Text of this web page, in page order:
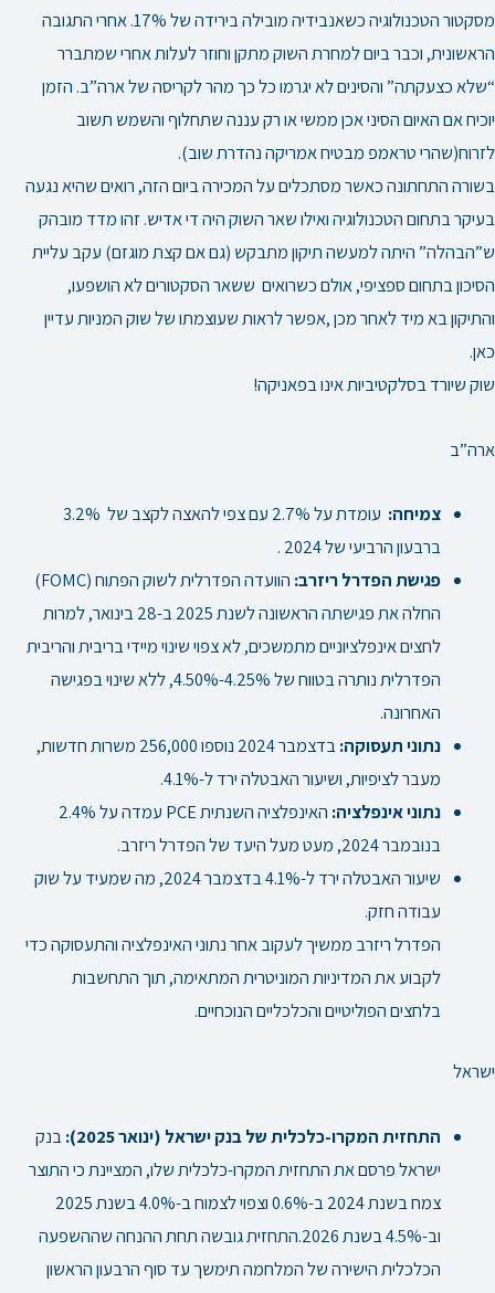
מסקטור הטכנולוגיה כשאנבידיה מובילה בירידה של 17%. אחרי התגובה
הראשונית, וכבר ביום למחרת השוק מתקן וחוזר לעלות אחרי שמתברר
“שלא כצעקתה” והסינים לא יגרמו כל כך מהר לקריסה של ארה”ב. הזמן
יוכיח אם האיום הסיני אכן ממשי או רק עננה שתחלוף והשמש תשוב
לזרוח(שהרי טראמפ מבטיח אמריקה נהדרת שוב).
בשורה התחתונה כאשר מסתכלים על המכירה ביום הזה, רואים שהיא נגעה
בעיקר בתחום הטכנולוגיה ואילו שאר השוק היה די אדיש. זהו מדד מובהק
ש”הבהלה” היתה למעשה תיקון מתבקש (גם אם קצת מוגזם) עקב עליית
הסיכון בתחום ספציפי, אולם כשרואים ששאר הסקטורים לא הושפעו,
והתיקון בא מיד לאחר מכן ,אפשר לראות שעוצמתו של שוק המניות עדיין
כאן.
שוק שיורד בסלקטיביות אינו בפאניקה!
ארה”ב
צמיחה:
עומדת על 2.7% עם צפי להאצה לקצב של 3.2%
ברבעון הרביעי של 2024 .
פגישת הפדרל ריזרב:
הוועדה הפדרלית לשוק הפתוח (FOMC)
החלה את פגישתה הראשונה לשנת 2025 ב-28 בינואר, למרות
לחצים אינפלציוניים מתמשכים, לא צפוי שינוי מיידי בריבית והריבית
הפדרלית נותרה בטווח של 4.25%-4.50%, ללא שינוי בפגישה
האחרונה.
נתוני תעסוקה:
בדצמבר 2024 נוספו 256,000 משרות חדשות,
מעבר לציפיות, ושיעור האבטלה ירד ל-4.1%.
נתוני אינפלציה:
האינפלציה השנתית PCE עמדה על 2.4%
בנובמבר 2024, מעט מעל היעד של הפדרל ריזרב.
שיעור האבטלה ירד ל-4.1% בדצמבר 2024, מה שמעיד על שוק
עבודה חזק.
הפדרל ריזרב ממשיך לעקוב אחר נתוני האינפלציה והתעסוקה כדי
לקבוע את המדיניות המוניטרית המתאימה, תוך התחשבות
בלחצים הפוליטיים והכלכליים הנוכחיים.
ישראל
התחזית המקרו-כלכלית של בנק ישראל (ינואר 2025):
בנק
ישראל פרסם את התחזית המקרו-כלכלית שלו, המציינת כי התוצר
צמח בשנת 2024 ב-0.6% וצפוי לצמוח ב-4.0% בשנת 2025
וב-4.5% בשנת 2026.התחזית גובשה תחת ההנחה שההשפעה
הכלכלית הישירה של המלחמה תימשך עד סוף הרבעון הראשון